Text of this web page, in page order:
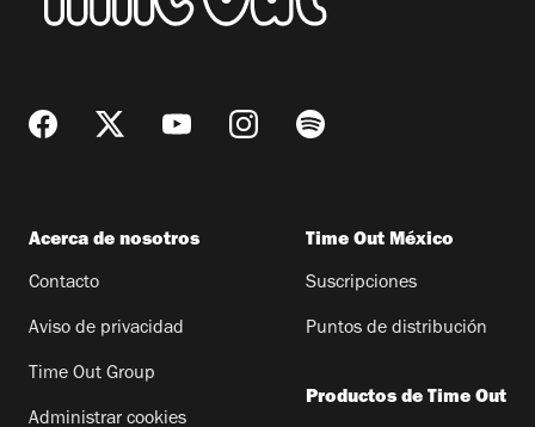
Acerca de nosotros
Contacto
Aviso de privacidad
Time Out Group
Administrar cookies
Time Out México
Suscripciones
Puntos de distribución
Productos de Time Out